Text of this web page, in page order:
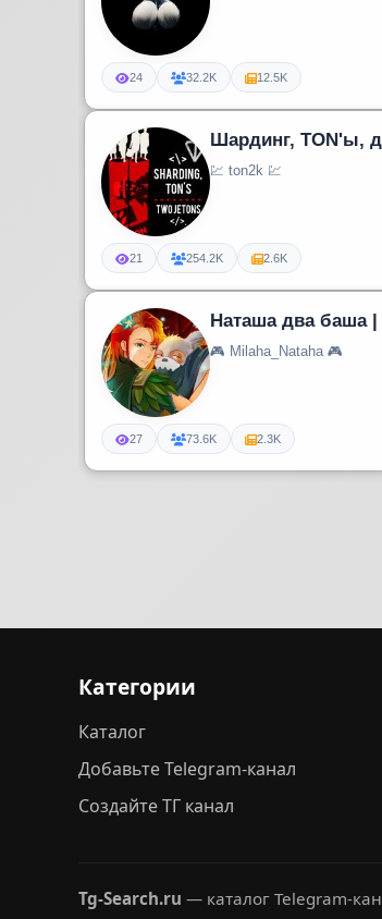
24 32.2K 12.5K
Шардинг, TON'ы,
💹 ton2k 💹
21 254.2K 2.6K
Наташа два баша |
🎮 Milaha_Nataha 🎮
27 73.6K 2.3K
Категории
Каталог
Добавьте Telegram-канал
Создайте ТГ канал
Tg-Search.ru — каталог Telegram-